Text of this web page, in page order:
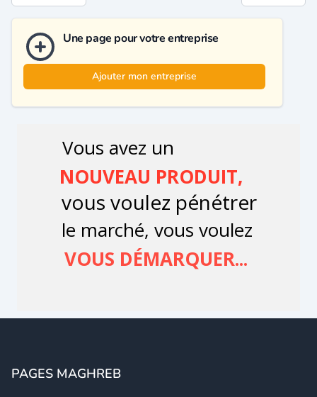
Une page pour votre entreprise
Ajouter mon entreprise
PAGES MAGHREB